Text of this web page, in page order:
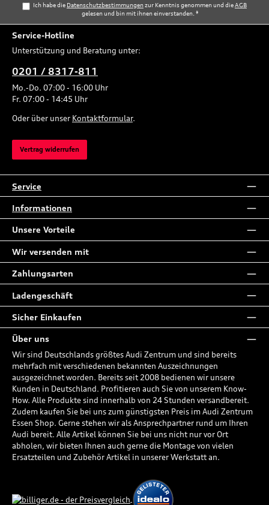
Ich habe die Datenschutzbestimmungenzur Kenntnis genommen und dieAGB
gelesen und bin mit ihnen einverstanden.*
Service-Hotline
Unterstützung und Beratung unter:
0201 / 8317-811
Mo.-Do. 07:00 - 16:00 Uhr
Fr. 07:00 - 14:45 Uhr
Oder über unser Kontaktformular.
Vertrag widerrufen
Service
Informationen
Unsere Vorteile
Wir versenden mit
Zahlungsarten
Ladengeschäft
Sicher Einkaufen
Über uns
Wir sind Deutschlands größtes Audi Zentrum und sind bereits
mehrfach mit verschiedenen bekannten Auszeichnungen
ausgezeichnet worden. Bereits seit 2008 bedienen wir unsere
Kunden in Deutschland. Profitieren auch Sie von unserem Know-
How. Alle Produkte sind innerhalb von 24 Stunden versandbereit.
Zudem kaufen Sie bei uns zum günstigsten Preis im Audi Zentrum
Essen Shop. Gerne stehen wir als Ansprechpartner rund um Ihren
Audi bereit. Alle Artikel können Sie bei uns nicht nur vor Ort
abholen, wir bieten Ihnen auch gerne die Montage von vielen
Ersatzteilen und Zubehör Artikel in unserer Werkstatt an.